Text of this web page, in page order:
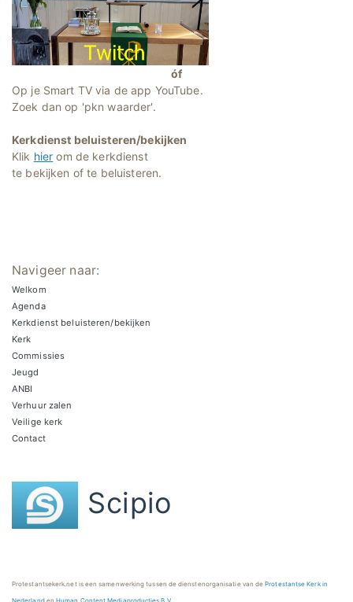
óf
Op je Smart TV via de app YouTube.
Zoek dan op 'pkn waarder'.
Kerkdienst beluisteren/bekijken
Klik hier om de kerkdienst
te bekijken of te beluisteren.
Navigeer naar:
Welkom
Agenda
Kerkdienst beluisteren/bekijken
Kerk
Commissies
Jeugd
ANBI
Verhuur zalen
Veilige kerk
Contact
Scipio
Protestantsekerk.net is een samenwerking tussen de dienstenorganisatie van deProtestantse Kerk in
NederlandenHuman Content Mediaproducties B.V.